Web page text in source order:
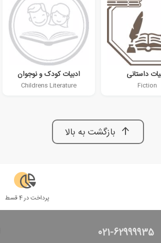
داستانی
Fiction
ادبیات کودک و نوجوان
Childrens Literature
بازگشت به بالا
پرداخت در 4 قسط
021-62999935